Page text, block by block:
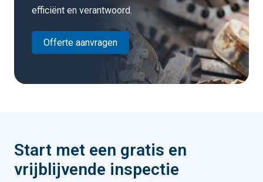
efficiënt en verantwoord.
Offerte aanvragen
Start met een gratis en
vrijblijvende inspectie